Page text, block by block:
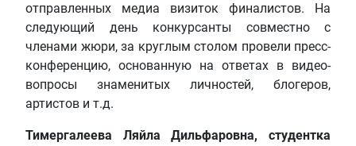
отправленных медиа визиток финалистов. На
следующий день конкурсанты совместно с
членами жюри, за круглым столом провели пресс-
конференцию, основанную на ответах в видео-
вопросы знаменитых личностей, блогеров,
артистов и т.д.
Тимергалеева Ляйла Дильфаровна,
студентка